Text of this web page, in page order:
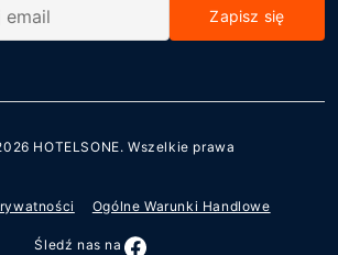
Zapisz się
HOTELSONE. Wszelkie prawa
Ogólne Warunki Handlowe
Śledź nas na